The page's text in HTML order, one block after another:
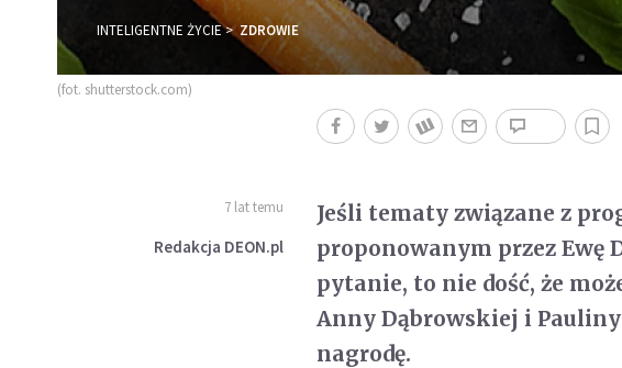
INTELIGENTNE ŻYCIE ZDROWIE
(fot. shutterstock.com)
7 lat temu
Redakcja DEON.pl
Jeśli tematy związane z
proponowanym przez Ewę
pytanie, to nie dość, że
Anny Dąbrowskiej i
nagrodę.